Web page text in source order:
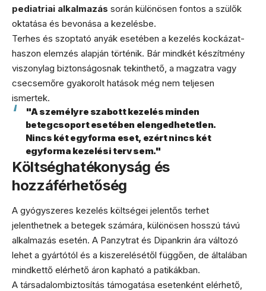
pediatriai alkalmazás során különösen fontos a szülők
oktatása és bevonása a kezelésbe.
Terhes és szoptató anyák esetében a kezelés kockázat-
haszon elemzés alapján történik. Bár mindkét készítmény
viszonylag biztonságosnak tekinthető, a magzatra vagy
csecsemőre gyakorolt hatások még nem teljesen
ismertek.
"A személyre szabott kezelés minden
betegcsoport esetében elengedhetetlen.
Nincs két egyforma eset, ezért nincs két
egyforma kezelési terv sem."
Költséghatékonyság és
hozzáférhetőség
A gyógyszeres kezelés költségei jelentős terhet
jelenthetnek a betegek számára, különösen hosszú távú
alkalmazás esetén. A Panzytrat és Dipankrin ára változó
lehet a gyártótól és a kiszerelésétől függően, de általában
mindkettő elérhető áron kapható a patikákban.
A társadalombiztosítás támogatása esetenként elérhető,